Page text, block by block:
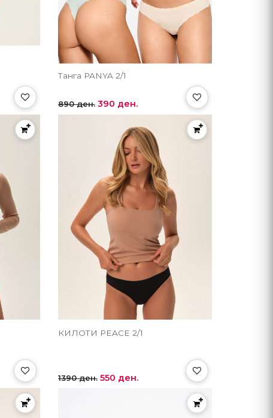
Танга PANYA 2/1
890 ден. 390 ден.
КИЛОТИ PEACE 2/1
1390 ден. 550 ден.